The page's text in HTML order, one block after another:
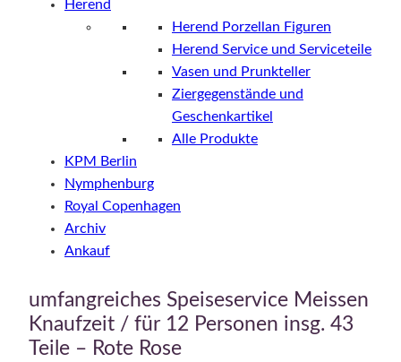
Herend
Herend Porzellan Figuren
Herend Service und Serviceteile
Vasen und Prunkteller
Ziergegenstände und
Geschenkartikel
Alle Produkte
KPM Berlin
Nymphenburg
Royal Copenhagen
Archiv
Ankauf
umfangreiches Speiseservice Meissen
Knaufzeit / für 12 Personen insg. 43
Teile – Rote Rose